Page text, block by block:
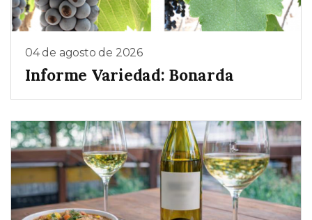
04 de agosto de 2026
Informe Variedad: Bonarda